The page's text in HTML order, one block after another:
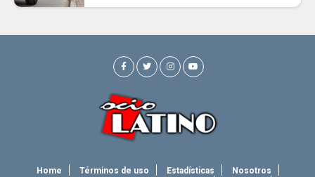
Home Términos de uso Estadísticas Nosotros